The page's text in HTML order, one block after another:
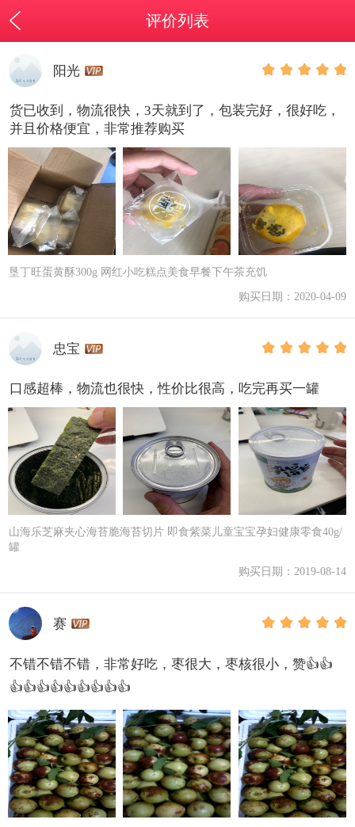
评价列表
阳光
货已收到，物流很快，3天就到了，包装完好，很好吃，
并且价格便宜，非常推荐购买
垦丁旺蛋黄酥300g 网红小吃糕点美食早餐下午茶充饥
购买日期：2020-04-09
忠宝
口感超棒，物流也很快，性价比很高，吃完再买一罐
山海乐芝麻夹心海苔脆海苔切片 即食紫菜儿童宝宝孕妇健康零食40g/
罐
购买日期：2019-08-14
赛
不错不错不错，非常好吃，枣很大，枣核很小，赞👍👍
👍👍👍👍👍👍👍👍👍